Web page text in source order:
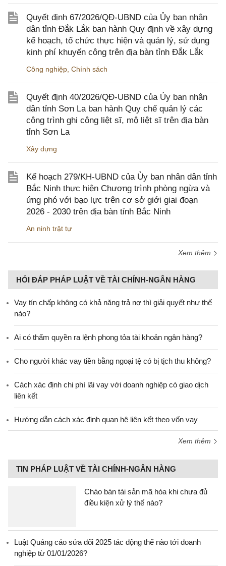
Quyết định 67/2026/QĐ-UBND của Ủy ban nhân
dân tỉnh Đắk Lắk ban hành Quy định về xây dựng
kế hoạch, tổ chức thực hiện và quản lý, sử dụng
kinh phí khuyến công trên địa bàn tỉnh Đắk Lắk
Công nghiệp Chính sách
Quyết định 40/2026/QĐ-UBND của Ủy ban nhân
dân tỉnh Sơn La ban hành Quy chế quản lý các
công trình ghi công liệt sĩ, mộ liệt sĩ trên địa bàn
tỉnh Sơn La
Xây dựng
Kế hoạch 279/KH-UBND của Ủy ban nhân dân tỉnh
Bắc Ninh thực hiện Chương trình phòng ngừa và
ứng phó với bạo lực trên cơ sở giới giai đoạn
2026 - 2030 trên địa bàn tỉnh Bắc Ninh
An ninh trật tự
Xem thêm
HỎI ĐÁP PHÁP LUẬT VỀ TÀI CHÍNH-NGÂN HÀNG
Vay tín chấp không có khả năng trả nợ thì giải quyết như thế
nào?
Ai có thẩm quyền ra lệnh phong tỏa tài khoản ngân hàng?
Cho người khác vay tiền bằng ngoại tệ có bị tịch thu không?
Cách xác định chi phí lãi vay với doanh nghiệp có giao dịch
liên kết
Hướng dẫn cách xác định quan hệ liên kết theo vốn vay
Xem thêm
TIN PHÁP LUẬT VỀ TÀI CHÍNH-NGÂN HÀNG
Chào bán tài sản mã hóa khi chưa đủ
điều kiện xử lý thế nào?
Luật Quảng cáo sửa đổi 2025 tác động thế nào tới doanh
nghiệp từ 01/01/2026?